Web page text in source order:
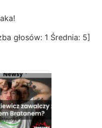
głosów: 1 Średnia: 5]